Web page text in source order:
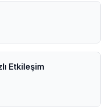
Etkileşim